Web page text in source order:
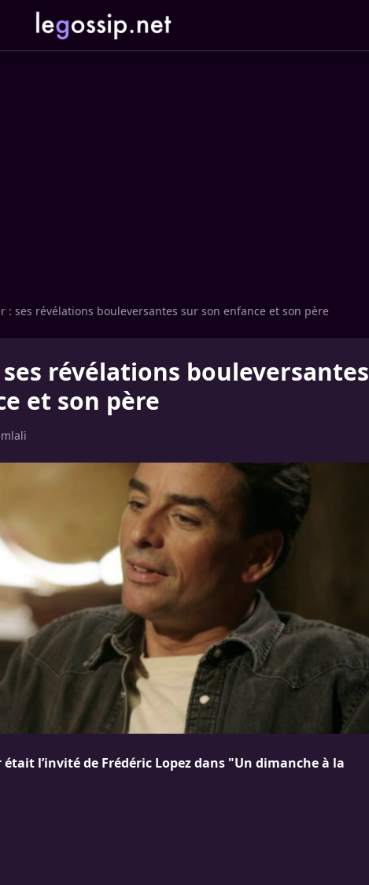
: ses révélations bouleversantes sur son enfance et son père
révélations bouleversantes
et son père
l’invité de Frédéric Lopez dans "Un dimanche à la